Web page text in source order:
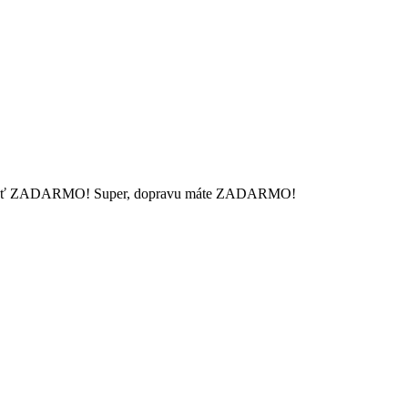
ZADARMO! Super, dopravu máte ZADARMO!